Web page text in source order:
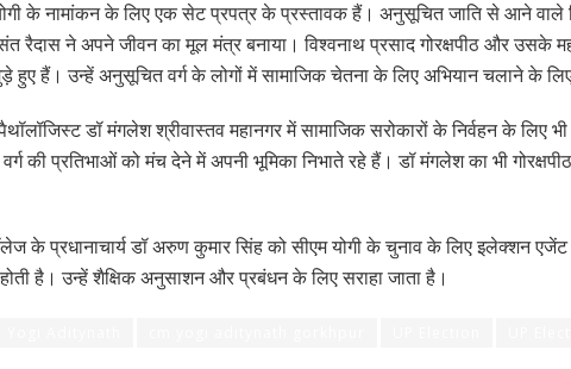
के नामांकन के लिए एक सेट प्रपत्र के प्रस्तावक हैं। अनुसूचित जाति से आने वाले
रैदास ने अपने जीवन का मूल मंत्र बनाया। विश्वनाथ प्रसाद गोरक्षपीठ और
हैं। उन्हें अनुसूचित वर्ग के लोगों में सामाजिक चेतना के लिए अभियान चलाने के लिए
डॉ मंगलेश श्रीवास्तव महानगर में सामाजिक सरोकारों के निर्वहन के
प्रतिभाओं को मंच देने में अपनी भूमिका निभाते रहे हैं। डॉ मंगलेश का भी
के प्रधानाचार्य डॉ अरुण कुमार सिंह को सीएम योगी के चुनाव के लिए इलेक्शन
है। उन्हें शैक्षिक अनुसाशन और प्रबंधन के लिए सराहा जाता है।